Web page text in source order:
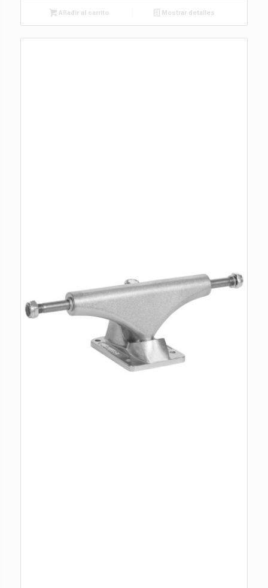
Añadir al carrito Mostrar detalles